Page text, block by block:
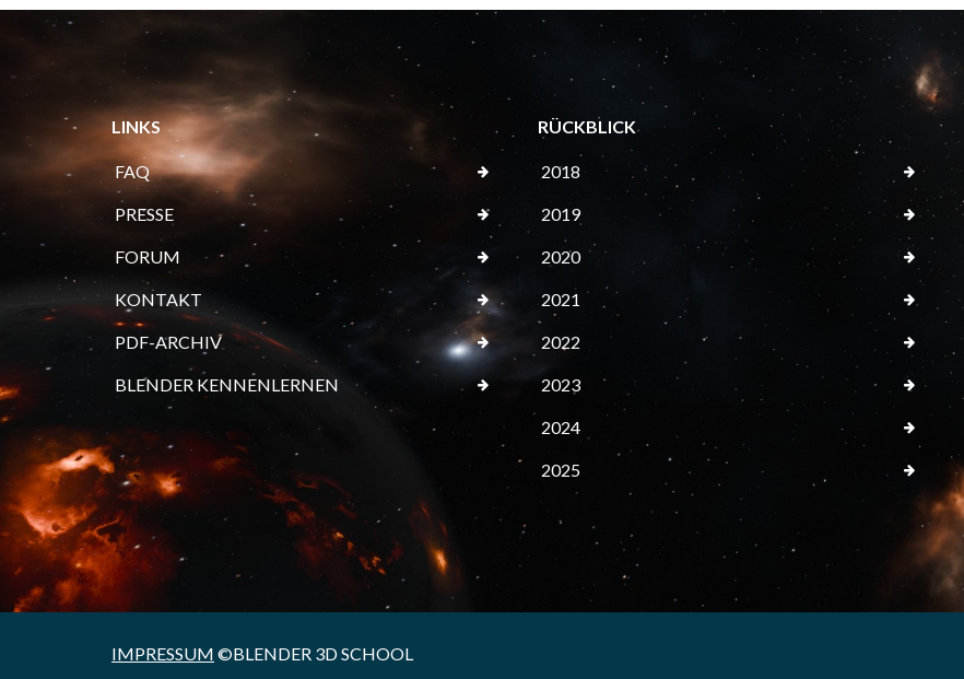
LINKS
FAQ
PRESSE
FORUM
KONTAKT
PDF-ARCHIV
BLENDER KENNENLERNEN
RÜCKBLICK
2018
2019
2020
2021
2022
2023
2024
2025
IMPRESSUM ©BLENDER 3D SCHOOL